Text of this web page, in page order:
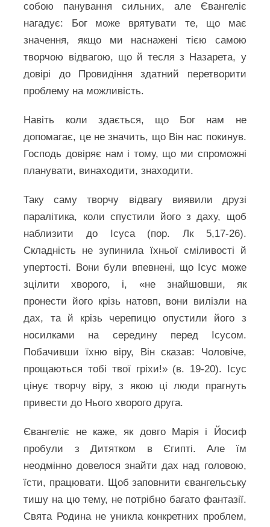
собою панування сильних, але Євангеліє
нагадує: Бог може врятувати те, що має
значення, якщо ми наснажені тією самою
творчою відвагою, що й тесля з Назарета, у
довірі до Провидіння здатний перетворити
проблему на можливість.
Навіть коли здається, що Бог нам не
допомагає, це не значить, що Він нас покинув.
Господь довіряє нам і тому, що ми спроможні
планувати, винаходити, знаходити.
Таку саму творчу відвагу виявили друзі
паралітика, коли спустили його з даху, щоб
наблизити до Ісуса (пор. Лк 5,17-26).
Складність не зупинила їхньої сміливості й
упертості. Вони були впевнені, що Ісус може
зцілити хворого, і, «не знайшовши, як
пронести його крізь натовп, вони вилізли на
дах, та й крізь черепицю опустили його з
носилками на середину перед Ісусом.
Побачивши їхню віру, Він сказав: Чоловіче,
прощаються тобі твої гріхи!» (в. 19-20). Ісус
цінує творчу віру, з якою ці люди прагнуть
привести до Нього хворого друга.
Євангеліє не каже, як довго Марія і Йосиф
пробули з Дитятком в Єгипті. Але їм
неодмінно довелося знайти дах над головою,
їсти, працювати. Щоб заповнити євангельську
тишу на цю тему, не потрібно багато фантазії.
Свята Родина не уникла конкретних проблем,